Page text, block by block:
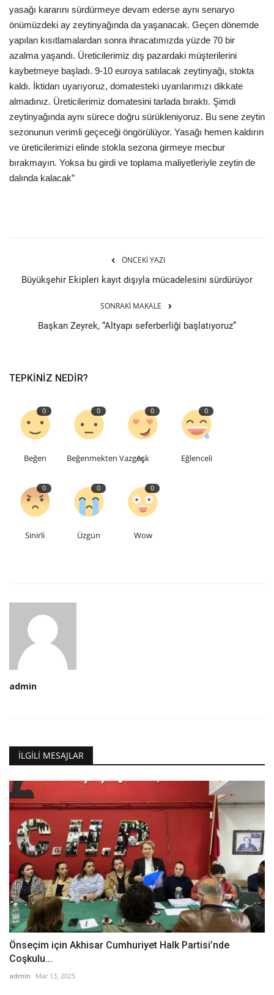
yasağı kararını sürdürmeye devam ederse aynı senaryo
önümüzdeki ay zeytinyağında da yaşanacak. Geçen dönemde
yapılan kısıtlamalardan sonra ihracatımızda yüzde 70 bir
azalma yaşandı. Üreticilerimiz dış pazardaki müşterilerini
kaybetmeye başladı. 9-10 euroya satılacak zeytinyağı, stokta
kaldı. İktidarı uyarıyoruz, domatesteki uyarılarımızı dikkate
almadınız. Üreticilerimiz domatesini tarlada bıraktı. Şimdi
zeytinyağında aynı sürece doğru sürükleniyoruz. Bu sene zeytin
sezonunun verimli geçeceği öngörülüyor. Yasağı hemen kaldırın
ve üreticilerimizi elinde stokla sezona girmeye mecbur
bırakmayın. Yoksa bu girdi ve toplama maliyetleriyle zeytin de
dalında kalacak”
ÖNCEKI YAZI
Büyükşehir Ekipleri kayıt dışıyla mücadelesini sürdürüyor
SONRAKI MAKALE
Başkan Zeyrek, “Altyapı seferberliği başlatıyoruz”
TEPKINIZ NEDIR?
0
Beğen
0
Beğenmekten Vazgeç
0
Aşk
0
Eğlenceli
0
Sinirli
0
Üzgün
0
Wow
admin
İLGILI MESAJLAR
Önseçim için Akhisar Cumhuriyet Halk Partisi’nde
Coşkulu...
admin Mar 13, 2025